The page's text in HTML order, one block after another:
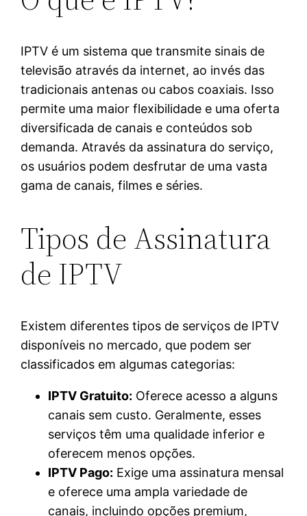
IPTV é um sistema que transmite sinais de
televisão através da internet, ao invés das
tradicionais antenas ou cabos coaxiais. Isso
permite uma maior flexibilidade e uma oferta
diversificada de canais e conteúdos sob
demanda. Através da assinatura do serviço,
os usuários podem desfrutar de uma vasta
gama de canais, filmes e séries.
Tipos de Assinatura
de IPTV
Existem diferentes tipos de serviços de IPTV
disponíveis no mercado, que podem ser
classificados em algumas categorias:
IPTV Gratuito: Oferece acesso a alguns
canais sem custo. Geralmente, esses
serviços têm uma qualidade inferior e
oferecem menos opções.
IPTV Pago: Exige uma assinatura mensal
e oferece uma ampla variedade de
canais, incluindo opções premium,